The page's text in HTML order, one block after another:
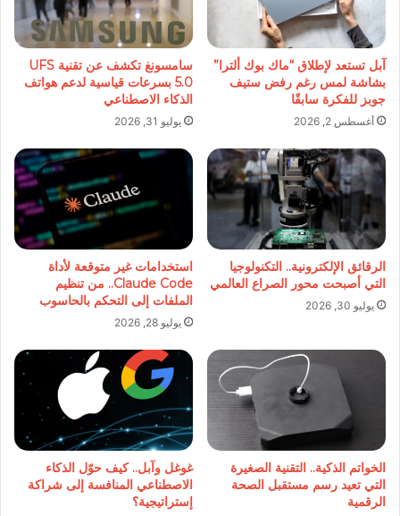
آبل تستعد لإطلاق “ماك بوك ألترا”
بشاشة لمس رغم رفض ستيف
جوبز للفكرة سابقًا
أغسطس 2, 2026
سامسونغ تكشف عن تقنية UFS
5.0 بسرعات قياسية لدعم هواتف
الذكاء الاصطناعي
يوليو 31, 2026
الرقائق الإلكترونية.. التكنولوجيا
التي أصبحت محور الصراع العالمي
يوليو 30, 2026
استخدامات غير متوقعة لأداة
Claude Code.. من تنظيم
الملفات إلى التحكم بالحاسوب
يوليو 28, 2026
الخواتم الذكية.. التقنية الصغيرة
التي تعيد رسم مستقبل الصحة
الرقمية
غوغل وآبل.. كيف حوّل الذكاء
الاصطناعي المنافسة إلى شراكة
إستراتيجية؟